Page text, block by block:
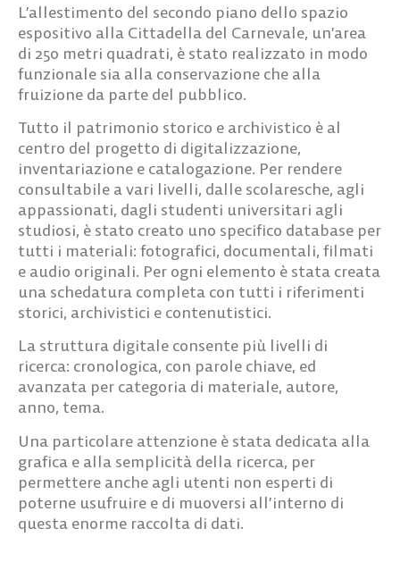
L’allestimento del secondo piano dello spazio
espositivo alla Cittadella del Carnevale, un’area
di 250 metri quadrati, è stato realizzato in modo
funzionale sia alla conservazione che alla
fruizione da parte del pubblico.
Tutto il patrimonio storico e archivistico è al
centro del progetto di digitalizzazione,
inventariazione e catalogazione. Per rendere
consultabile a vari livelli, dalle scolaresche, agli
appassionati, dagli studenti universitari agli
studiosi, è stato creato uno specifico database per
tutti i materiali: fotografici, documentali, filmati
e audio originali. Per ogni elemento è stata creata
una schedatura completa con tutti i riferimenti
storici, archivistici e contenutistici.
La struttura digitale consente più livelli di
ricerca: cronologica, con parole chiave, ed
avanzata per categoria di materiale, autore,
anno, tema.
Una particolare attenzione è stata dedicata alla
grafica e alla semplicità della ricerca, per
permettere anche agli utenti non esperti di
poterne usufruire e di muoversi all’interno di
questa enorme raccolta di dati.